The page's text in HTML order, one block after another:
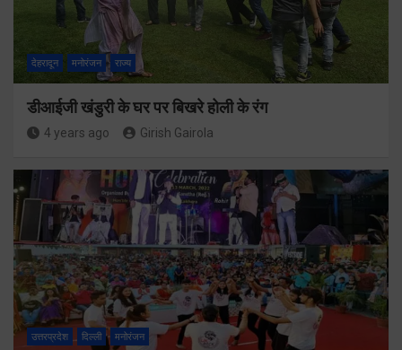
देहरादून मनोरंजन राज्य
डीआईजी खंडुरी के घर पर बिखरे होली के रंग
4 years ago Girish Gairola
उत्तरप्रदेश दिल्ली मनोरंजन